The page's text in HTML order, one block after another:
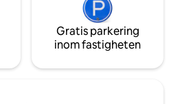
Gratis parkering
inom fastigheten